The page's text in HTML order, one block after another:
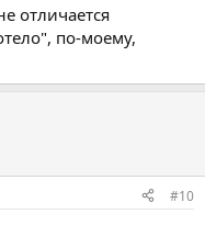
отличается
по-моему,
#10